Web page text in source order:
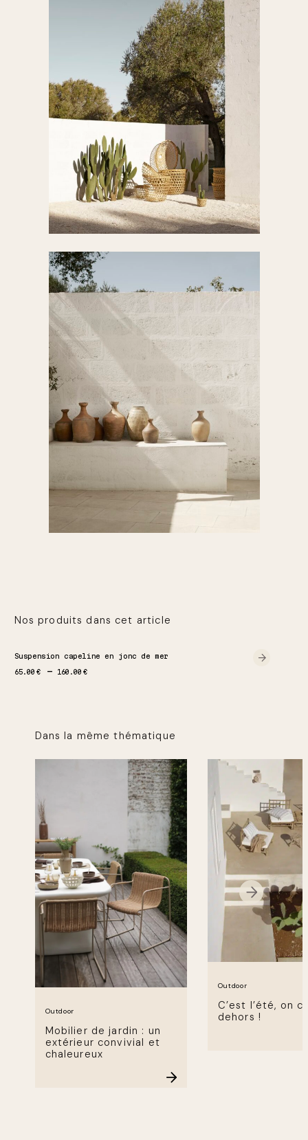
Nos produits dans cet article
Suspension capeline en jonc de mer
65.00 € 160.00 €Plage de prix : 65.00 € à 160.00 €
Dans la même thématique
Outdoor
Mobilier de jardin : un
extérieur convivial et
chaleureux
Outdoor
C’est l’été, on
dehors !